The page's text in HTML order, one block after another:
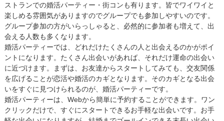
ストランでの婚活パーティー・街コンも有ります。皆でワイワイと
楽しめる雰囲気がありますのでグループでも参加しやすいのです。
グループ参加の方がいらっしゃると、必然的に参加者も増えて、出
会える人数も多くなります。
婚活パーティーでは、どれだけたくさんの人と出会えるのかがポイ
ントになります。たくさん出会いがあれば、それだけ運命の出会い
に近づけます。まずは、お友達からスタートしてみても、交友関係
を広げることが恋活や婚活のカギとなります。そのカギとなる出会
いをすぐに見つけられるのが、婚活パーティーです。
婚活パーティーは、Webから簡単に予約することができます。ワン
クリックだけで、すぐにスタートできるお手軽な出会いです。お手